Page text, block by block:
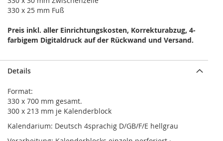
330 x 25 mm Fuß
Preis inkl. aller Einrichtungskosten, Korrekturabzug, 4-
farbigem Digitaldruck auf der Rückwand und Versand.
Details
Format:
330 x 700 mm gesamt.
300 x 213 mm je Kalenderblock
Kalendarium: Deutsch 4sprachig D/GB/F/E hellgrau